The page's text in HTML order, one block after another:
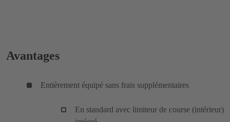
Avantages
Entièrement équipé sans frais supplémentaires
En standard avec limiteur de course (intérieur)